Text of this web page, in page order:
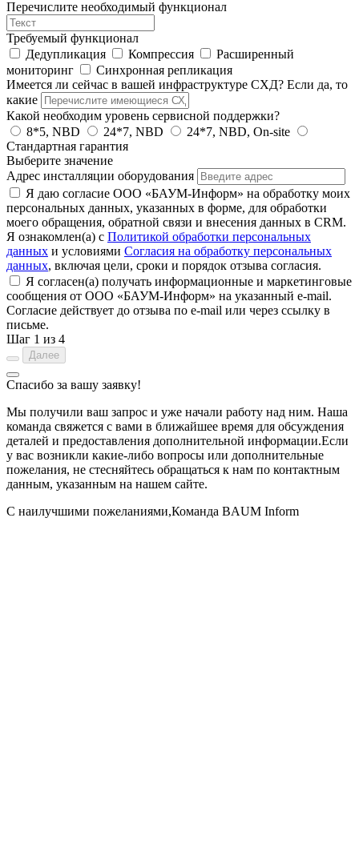
Перечислите необходимый функционал
Требуемый функционал
Дедупликация
Компрессия
Расширенный
мониторинг
Синхронная репликация
Имеется ли сейчас в вашей инфраструктуре СХД? Если да, то
какие
Какой необходим уровень сервисной поддержки?
8*5, NBD
24*7, NBD
24*7, NBD, On-site
Стандартная гарантия
Выберите значение
Адрес инсталляции оборудования
Я даю согласие ООО «БАУМ-Информ» на обработку моих
персональных данных, указанных в форме, для обработки
моего обращения, обратной связи и внесения данных в CRM.
Я ознакомлен(а) с Политикой обработки персональных
данных и условиями Согласия на обработку персональных
данных, включая цели, сроки и порядок отзыва согласия.
Я согласен(а) получать информационные и маркетинговые
сообщения от ООО «БАУМ-Информ» на указанный e-mail.
Согласие действует до отзыва по e-mail или через ссылку в
письме.
Шаг 1 из 4
Далее
Спасибо за вашу заявку!
Мы получили ваш запрос и уже начали работу над ним. Наша
команда свяжется с вами в ближайшее время для обсуждения
деталей и предоставления дополнительной информации.Если
у вас возникли какие-либо вопросы или дополнительные
пожелания, не стесняйтесь обращаться к нам по контактным
данным, указанным на нашем сайте.
С наилучшими пожеланиями,Команда BAUM Inform